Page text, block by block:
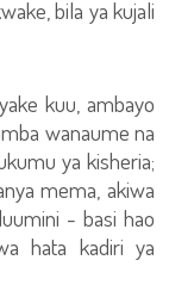
bila ya kujali
kuu, ambayo
wanaume na
ya kisheria;
mema, akiwa
- basi hao
hata kadiri ya